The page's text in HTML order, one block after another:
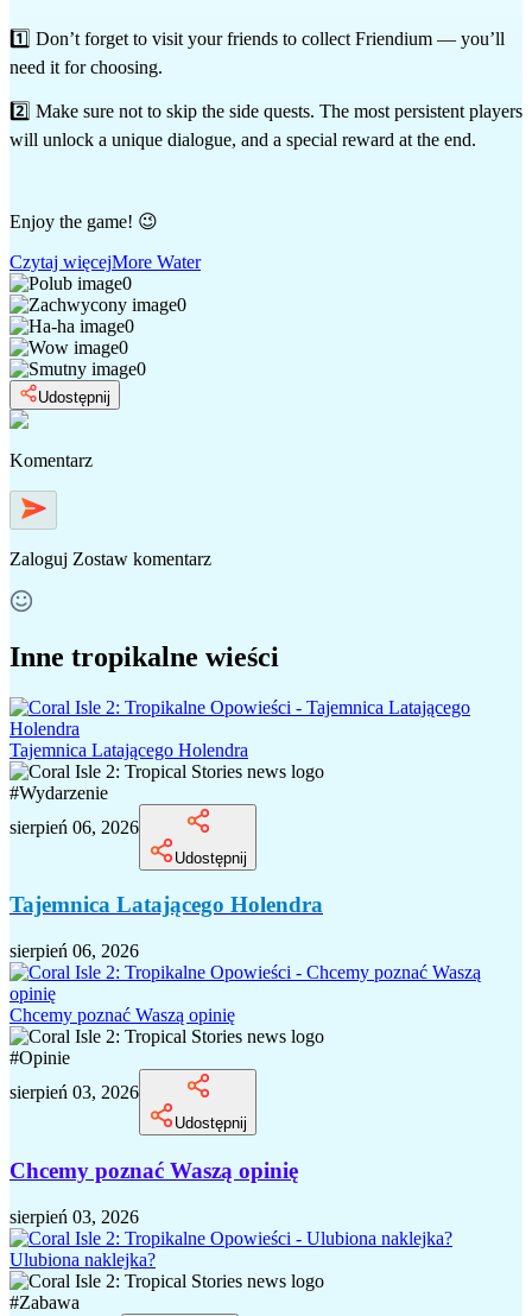
1️⃣ Don’t forget to visit your friends to collect Friendium — you’ll
need it for choosing.
2️⃣ Make sure not to skip the side quests. The most persistent players
will unlock a unique dialogue, and a special reward at the end.
Enjoy the game! 😉
Czytaj więcejMore Water
0
0
0
0
0
Udostępnij
Komentarz
Zaloguj Zostaw komentarz
Inne tropikalne wieści
Tajemnica Latającego Holendra
#Wydarzenie
sierpień 06, 2026
Udostępnij
Tajemnica Latającego Holendra
sierpień 06, 2026
Chcemy poznać Waszą opinię
#Opinie
sierpień 03, 2026
Udostępnij
Chcemy poznać Waszą opinię
sierpień 03, 2026
Ulubiona naklejka?
#Zabawa